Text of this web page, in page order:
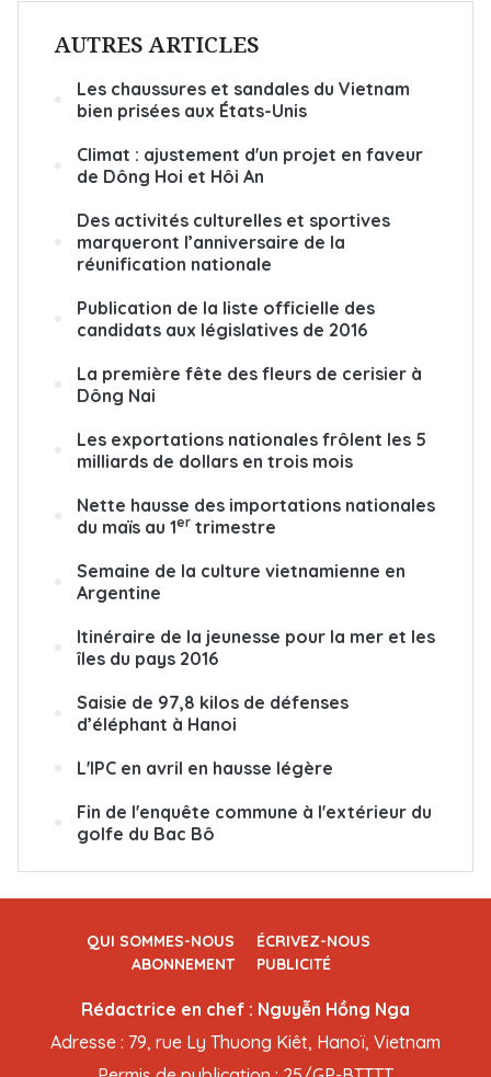
AUTRES ARTICLES
Les chaussures et sandales du Vietnam
bien prisées aux États-Unis
Climat : ajustement d'un projet en faveur
de Dông Hoi et Hôi An
Des activités culturelles et sportives
marqueront l’anniversaire de la
réunification nationale
Publication de la liste officielle des
candidats aux législatives de 2016
La première fête des fleurs de cerisier à
Dông Nai
Les exportations nationales frôlent les 5
milliards de dollars en trois mois
Nette hausse des importations nationales
du maïs au 1er trimestre
Semaine de la culture vietnamienne en
Argentine
Itinéraire de la jeunesse pour la mer et les
îles du pays 2016
Saisie de 97,8 kilos de défenses
d’éléphant à Hanoi
L'IPC en avril en hausse légère
Fin de l'enquête commune à l'extérieur du
golfe du Bac Bô
QUI SOMMES-NOUS
ÉCRIVEZ-NOUS
ABONNEMENT
PUBLICITÉ
Rédactrice en chef : Nguyễn Hồng Nga
Adresse : 79, rue Ly Thuong Kiêt, Hanoï, Vietnam